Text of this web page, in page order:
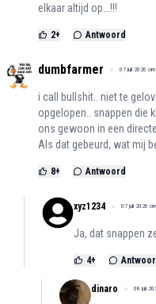
elkaar altijd op...!!!
2+ Antwoord
dumbfarmer 07 juli 2026
i call bullshit.. niet te
opgelopen.. snappen die
ons gewoon in een
Als dat gebeurd, wat mij
8+ Antwoord
xyz1234 07 juli 2026
Ja, dat snappen
4+
dinaro 08 juli